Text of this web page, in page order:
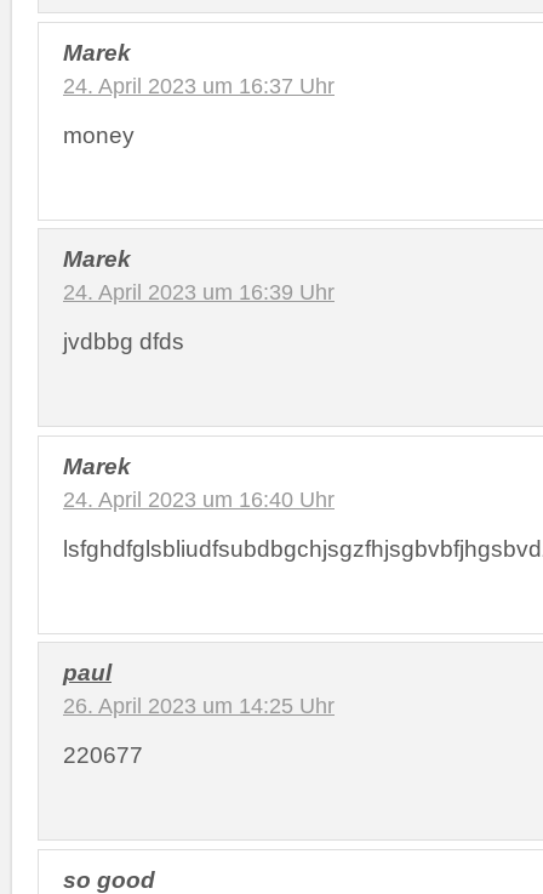
Marek
24. April 2023 um 16:37 Uhr
money
Marek
24. April 2023 um 16:39 Uhr
jvdbbg dfds
Marek
24. April 2023 um 16:40 Uhr
paul
26. April 2023 um 14:25 Uhr
220677
so good